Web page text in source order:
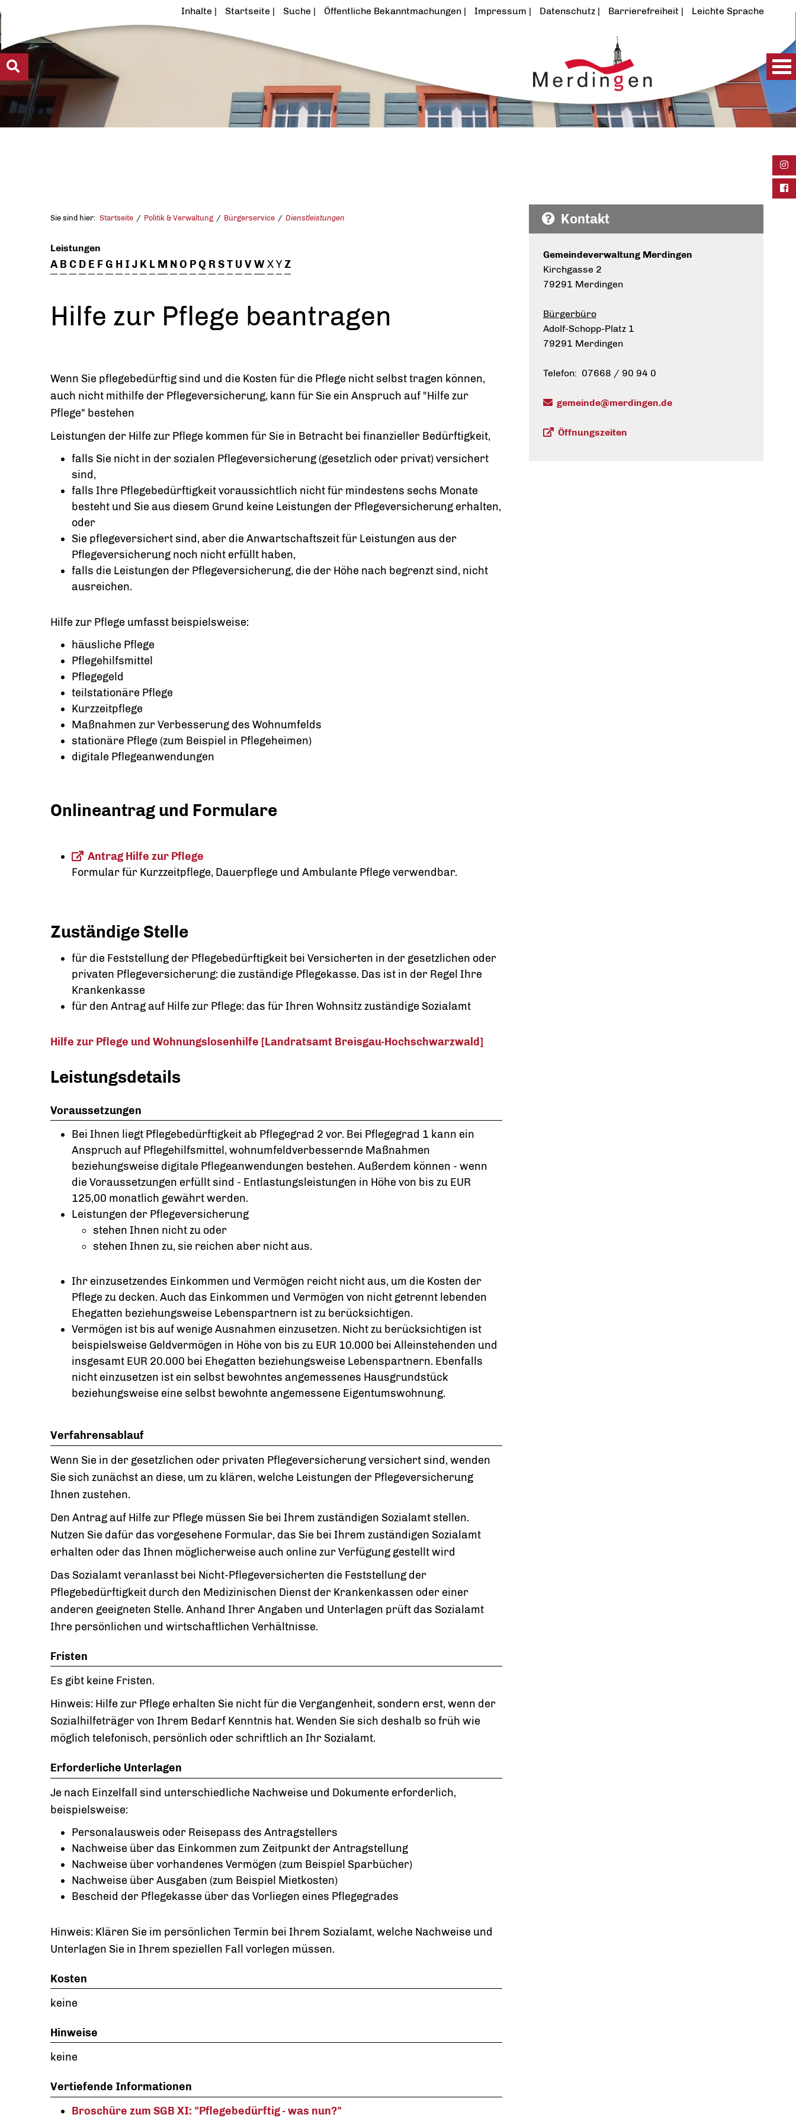
Inhalte Startseite Suche Öffentliche Bekanntmachungen Impressum Datenschutz Barrierefreiheit Leichte Sprache
Sie sind hier: Startseite Politik & Verwaltung Bürgerservice Dienstleistungen
Leistungen
A B C D E FG H I J K L M NO PQ RST U VWXYZ
Hilfe zur Pflege beantragen
Wenn Sie pflegebedürftig sind und die Kosten für die Pflege nicht selbst tragen können,
auch nicht mithilfe der Pflegeversicherung, kann für Sie ein Anspruch auf "Hilfe zur
Pflege" bestehen
Leistungen der Hilfe zur Pflege kommen für Sie in Betracht bei finanzieller Bedürftigkeit,
falls Sie nicht in der sozialen Pflegeversicherung (gesetzlich oder privat) versichert
sind,
falls Ihre Pflegebedürftigkeit voraussichtlich nicht für mindestens sechs Monate
besteht und Sie aus diesem Grund keine Leistungen der Pflegeversicherung erhalten,
oder
Sie pflegeversichert sind, aber die Anwartschaftszeit für Leistungen aus der
Pflegeversicherung noch nicht erfüllt haben,
falls die Leistungen der Pflegeversicherung, die der Höhe nach begrenzt sind, nicht
ausreichen.
Hilfe zur Pflege umfasst beispielsweise:
häusliche Pflege
Pflegehilfsmittel
Pflegegeld
teilstationäre Pflege
Kurzzeitpflege
Maßnahmen zur Verbesserung des Wohnumfelds
stationäre Pflege (zum Beispiel in Pflegeheimen)
digitale Pflegeanwendungen
Onlineantrag und Formulare
Antrag Hilfe zur Pflege
Formular für Kurzzeitpflege, Dauerpflege und Ambulante Pflege verwendbar.
Zuständige Stelle
für die Feststellung der Pflegebedürftigkeit bei Versicherten in der gesetzlichen oder
privaten Pflegeversicherung: die zuständige Pflegekasse. Das ist in der Regel Ihre
Krankenkasse
für den Antrag auf Hilfe zur Pflege: das für Ihren Wohnsitz zuständige Sozialamt
Hilfe zur Pflege und Wohnungslosenhilfe [Landratsamt Breisgau-Hochschwarzwald]
Leistungsdetails
Voraussetzungen
Bei Ihnen liegt Pflegebedürftigkeit ab Pflegegrad 2 vor. Bei Pflegegrad 1 kann ein
Anspruch auf Pflegehilfsmittel, wohnumfeldverbessernde Maßnahmen
beziehungsweise digitale Pflegeanwendungen bestehen. Außerdem können - wenn
die Voraussetzungen erfüllt sind - Entlastungsleistungen in Höhe von bis zu EUR
125,00 monatlich gewährt werden.
Leistungen der Pflegeversicherung
stehen Ihnen nicht zu oder
stehen Ihnen zu, sie reichen aber nicht aus.
Ihr einzusetzendes Einkommen und Vermögen reicht nicht aus, um die Kosten der
Pflege zu decken. Auch das Einkommen und Vermögen von nicht getrennt lebenden
Ehegatten beziehungsweise Lebenspartnern ist zu berücksichtigen.
Vermögen ist bis auf wenige Ausnahmen einzusetzen. Nicht zu berücksichtigen ist
beispielsweise Geldvermögen in Höhe von bis zu EUR 10.000 bei Alleinstehenden und
insgesamt EUR 20.000 bei Ehegatten beziehungsweise Lebenspartnern. Ebenfalls
nicht einzusetzen ist ein selbst bewohntes angemessenes Hausgrundstück
beziehungsweise eine selbst bewohnte angemessene Eigentumswohnung.
Verfahrensablauf
Wenn Sie in der gesetzlichen oder privaten Pflegeversicherung versichert sind, wenden
Sie sich zunächst an diese, um zu klären, welche Leistungen der Pflegeversicherung
Ihnen zustehen.
Den Antrag auf Hilfe zur Pflege müssen Sie bei Ihrem zuständigen Sozialamt stellen.
Nutzen Sie dafür das vorgesehene Formular, das Sie bei Ihrem zuständigen Sozialamt
erhalten oder das Ihnen möglicherweise auch online zur Verfügung gestellt wird
Das Sozialamt veranlasst bei Nicht-Pflegeversicherten die Feststellung der
Pflegebedürftigkeit durch den Medizinischen Dienst der Krankenkassen oder einer
anderen geeigneten Stelle. Anhand Ihrer Angaben und Unterlagen prüft das Sozialamt
Ihre persönlichen und wirtschaftlichen Verhältnisse.
Fristen
Es gibt keine Fristen.
Hinweis: Hilfe zur Pflege erhalten Sie nicht für die Vergangenheit, sondern erst, wenn der
Sozialhilfeträger von Ihrem Bedarf Kenntnis hat. Wenden Sie sich deshalb so früh wie
möglich telefonisch, persönlich oder schriftlich an Ihr Sozialamt.
Erforderliche Unterlagen
Je nach Einzelfall sind unterschiedliche Nachweise und Dokumente erforderlich,
beispielsweise:
Personalausweis oder Reisepass des Antragstellers
Nachweise über das Einkommen zum Zeitpunkt der Antragstellung
Nachweise über vorhandenes Vermögen (zum Beispiel Sparbücher)
Nachweise über Ausgaben (zum Beispiel Mietkosten)
Bescheid der Pflegekasse über das Vorliegen eines Pflegegrades
Hinweis: Klären Sie im persönlichen Termin bei Ihrem Sozialamt, welche Nachweise und
Unterlagen Sie in Ihrem speziellen Fall vorlegen müssen.
Kosten
keine
Hinweise
keine
Vertiefende Informationen
Broschüre zum SGB XI: "Pflegebedürftig - was nun?"
Kontakt
Gemeindeverwaltung Merdingen
Kirchgasse 2
79291 Merdingen
Bürgerbüro
Adolf-Schopp-Platz 1
79291 Merdingen
Telefon: 07668 / 90 94 0
gemeinde@merdingen.de
Öffnungszeiten